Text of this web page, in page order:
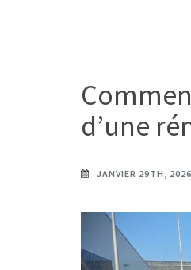
d’une
JANVIER 29TH, 2026